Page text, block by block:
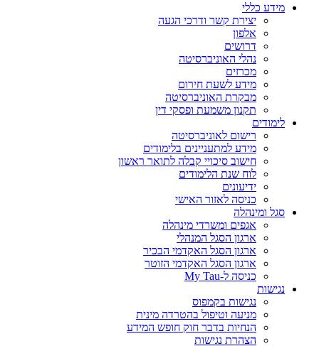
מידע כללי
יצירת קשר ודרכי הגעה
אלפון
דרושים
נהלי האוניברסיטה
מכרזים
מידע לשעת חירום
מבקרת האוניברסיטה
תקנון משמעת ופסקי דין
לימודים
רישום לאוניברסיטה
מידע למתעניינים בלימודים
חישוב סיכויי קבלה לתואר ראשון
לוח שנת הלימודים
ידיעונים
כניסה לאזור האישי
סגל ומינהלה
אגפים ומשרדי מינהלה
ארגון הסגל המנהלי
ארגון הסגל האקדמי הבכיר
ארגון הסגל האקדמי הזוטר
כניסה ל-My Tau
נגישות
נגישות בקמפוס
מניעה וטיפול בהטרדה מינית
הנחיות בדבר חוק חופש המידע
הצהרת נגישות